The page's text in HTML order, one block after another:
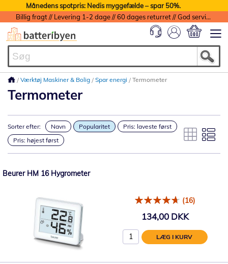
Månedens spotpris: Nedis myggefælde – spar 50%.
Billig fragt // Levering 1-2 dage // 60 dages returret // God service med garanti
Værktøj Maskiner & Bolig Spar energi Termometer
Termometer
Sorter efter: Navn Popularitet
Pris: laveste først
Pris: højest først
Beurer HM 16 Hygrometer
(16)
134,00 DKK
LÆG I KURV